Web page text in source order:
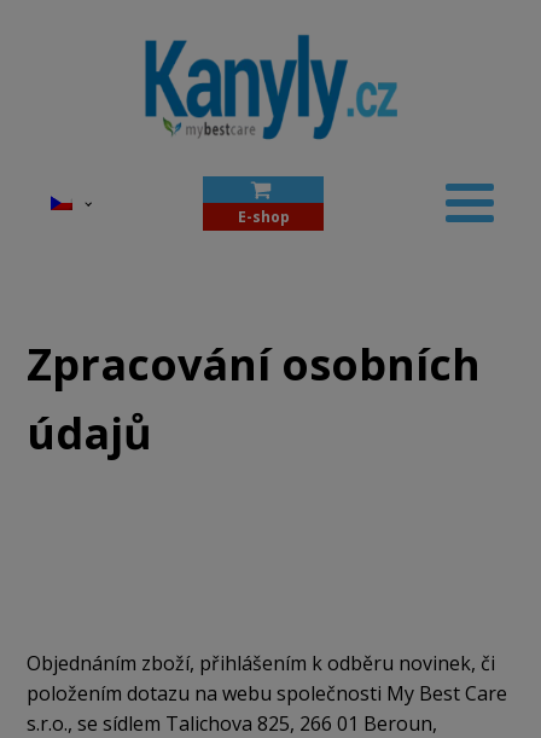
E-shop
Zpracování osobních
údajů
Objednáním zboží, přihlášením k odběru novinek, či
položením dotazu na webu společnosti My Best Care
s.r.o., se sídlem Talichova 825, 266 01 Beroun,